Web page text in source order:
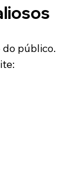
público.